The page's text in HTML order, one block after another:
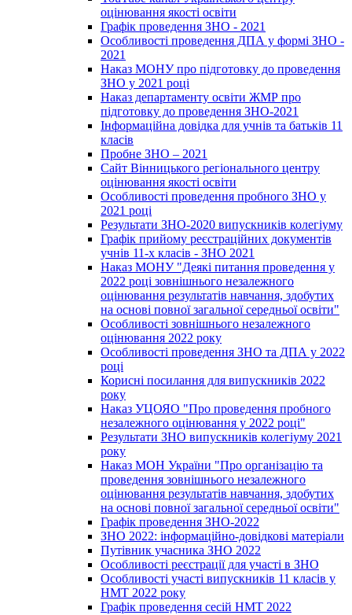
оцінювання якості освіти
Графік проведення ЗНО - 2021
Особливості проведення ДПА у формі ЗНО -
2021
Наказ МОНУ про підготовку до проведення
ЗНО у 2021 році
Наказ департаменту освіти ЖМР про
підготовку до проведення ЗНО-2021
Інформаційна довідка для учнів та батьків 11
класів
Пробне ЗНО – 2021
Сайт Вінницького регіонального центру
оцінювання якості освіти
Особливості проведення пробного ЗНО у
2021 році
Результати ЗНО-2020 випускників колегіуму
Графік прийому реєстраційних документів
учнів 11-х класів - ЗНО 2021
Наказ МОНУ "Деякі питання проведення у
2022 році зовнішнього незалежного
оцінювання результатів навчання, здобутих
на основі повної загальної середньої освіти"
Особливості зовнішнього незалежного
оцінювання 2022 року
Особливості проведення ЗНО та ДПА у 2022
році
Корисні посилання для випускників 2022
року
Наказ УЦОЯО "Про проведення пробного
незалежного оцінювання у 2022 році"
Результати ЗНО випускників колегіуму 2021
року
Наказ МОН України "Про організацію та
проведення зовнішнього незалежного
оцінювання результатів навчання, здобутих
на основі повної загальної середньої освіти"
Графік проведення ЗНО-2022
ЗНО 2022: інформаційно-довідкові матеріали
Путівник учасника ЗНО 2022
Особливості реєстрації для участі в ЗНО
Особливості участі випускників 11 класів у
НМТ 2022 року
Графік проведення сесій НМТ 2022